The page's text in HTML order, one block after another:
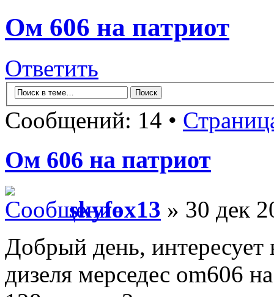
Ом 606 на патриот
Ответить
Сообщений: 14 •
Ом 606 на патриот
skyfox13 » 30 дек
Добрый день, интересует
дизеля мерседес om606